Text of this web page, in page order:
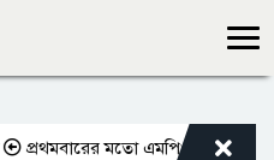
মতো এমপিওভুক্ত শিক্ষকদের